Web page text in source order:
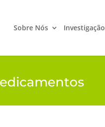
Sobre Nós Investigação